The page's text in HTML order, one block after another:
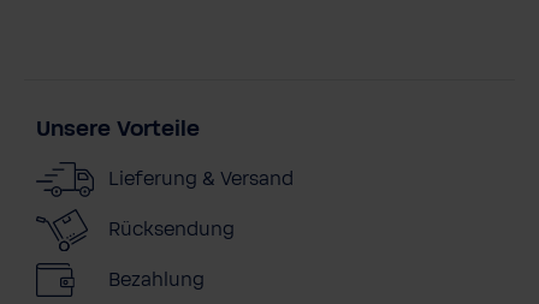
Unsere Vorteile
Lieferung & Versand
Rücksendung
Bezahlung